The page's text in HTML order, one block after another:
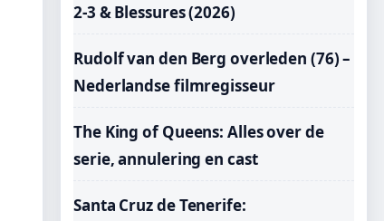
2-3 & Blessures (2026)
Rudolf van den Berg overleden (76) –
Nederlandse filmregisseur
The King of Queens: Alles over de
serie, annulering en cast
Santa Cruz de Tenerife: